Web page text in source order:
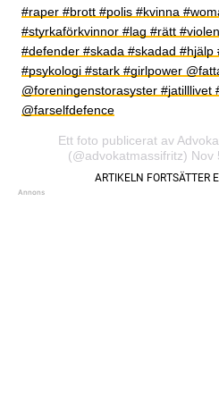
#raper #brott #polis #kvinna
#styrkaförkvinnor #lag #rätt
#defender #skada #skadad #hjälp
#psykologi #stark #girlpower
@foreningenstorasyster #jatilllivet
@farselfdefence
Ett foto publicerat av
(@advokatmassifritz) Nov